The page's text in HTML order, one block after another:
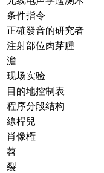
条件指令
正確發音的研究者
注射部位肉芽腫
澹
现场实验
目的地控制表
程序分段结构
線桿兒
肖像権
苕
裂